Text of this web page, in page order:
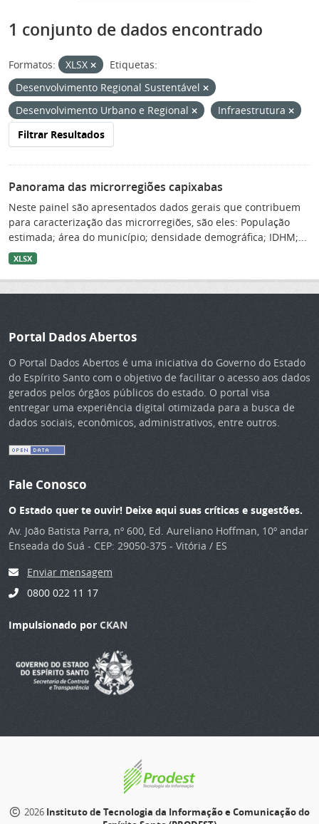
1 conjunto de dados encontrado
Formatos: XLSX
Etiquetas:
Desenvolvimento Regional Sustentável
Desenvolvimento Urbano e Regional
Infraestrutura
Filtrar Resultados
Panorama das microrregiões capixabas
Neste painel são apresentados dados gerais que contribuem
para caracterização das microrregiões, são eles: População
estimada; área do município; densidade demográfica; IDHM;...
XLSX
Portal Dados Abertos
O Portal Dados Abertos é uma iniciativa do Governo do Estado
do Espírito Santo com o objetivo de facilitar o acesso aos dados
gerados pelos órgãos públicos do estado. O portal visa
entregar uma experiência digital otimizada para a busca de
dados sociais, econômicos, administrativos, entre outros.
Fale Conosco
O Estado quer te ouvir! Deixe aqui suas críticas e sugestões.
Av. João Batista Parra, nº 600, Ed. Aureliano Hoffman, 10º andar
Enseada do Suá - CEP: 29050-375 - Vitória / ES
Enviar mensagem
0800 022 11 17
Impulsionado por CKAN
2026 Instituto de Tecnologia da Informação e Comunicação do